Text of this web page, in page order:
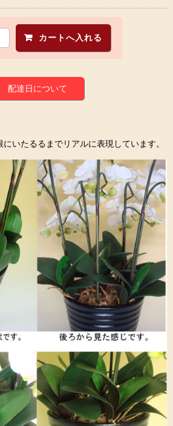
配達日について
いたるるまでリアルに表現しています。